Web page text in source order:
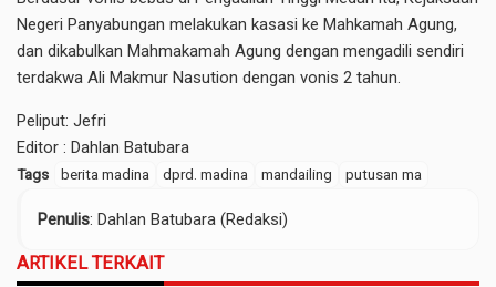
Negeri Panyabungan melakukan kasasi ke Mahkamah Agung,
dan dikabulkan Mahmakamah Agung dengan mengadili sendiri
terdakwa Ali Makmur Nasution dengan vonis 2 tahun.
Peliput: Jefri
Editor : Dahlan Batubara
Tags berita madina dprd. madina mandailing putusan ma
Penulis: Dahlan Batubara (Redaksi)
ARTIKEL TERKAIT